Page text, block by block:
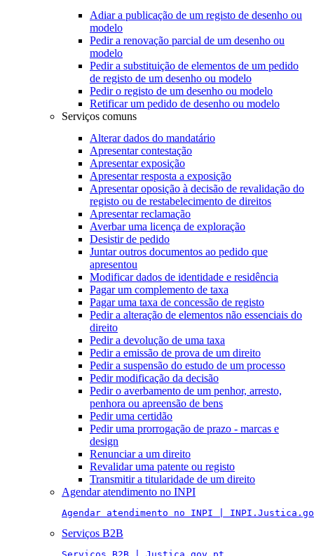
Adiar a publicação de um registo de desenho ou
modelo
Pedir a renovação parcial de um desenho ou
modelo
Pedir a substituição de elementos de um pedido
de registo de um desenho ou modelo
Pedir o registo de um desenho ou modelo
Retificar um pedido de desenho ou modelo
Serviços comuns
Alterar dados do mandatário
Apresentar contestação
Apresentar exposição
Apresentar resposta a exposição
Apresentar oposição à decisão de revalidação do
registo ou de restabelecimento de direitos
Apresentar reclamação
Averbar uma licença de exploração
Desistir de pedido
Juntar outros documentos ao pedido que
apresentou
Modificar dados de identidade e residência
Pagar um complemento de taxa
Pagar uma taxa de concessão de registo
Pedir a alteração de elementos não essenciais do
direito
Pedir a devolução de uma taxa
Pedir a emissão de prova de um direito
Pedir a suspensão do estudo de um processo
Pedir modificação da decisão
Pedir o averbamento de um penhor, arresto,
penhora ou apreensão de bens
Pedir uma certidão
Pedir uma prorrogação de prazo - marcas e
design
Renunciar a um direito
Revalidar uma patente ou registo
Transmitir a titularidade de um direito
Agendar atendimento no INPI
Agendar atendimento no INPI |
Serviços B2B